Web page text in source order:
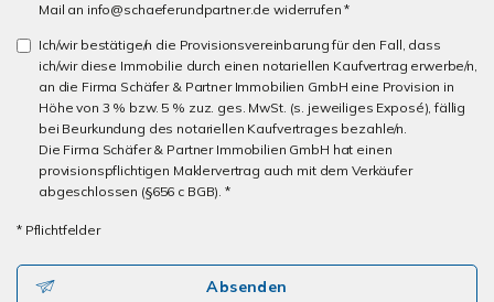
Mail an info@schaeferundpartner.de widerrufen *
Ich/wir bestätige/n die Provisionsvereinbarung für den Fall, dass
ich/wir diese Immobilie durch einen notariellen Kaufvertrag erwerbe/n,
an die Firma Schäfer & Partner Immobilien GmbH eine Provision in
Höhe von 3 % bzw. 5 % zuz. ges. MwSt. (s. jeweiliges Exposé), fällig
bei Beurkundung des notariellen Kaufvertrages bezahle/n.
Die Firma Schäfer & Partner Immobilien GmbH hat einen
provisionspflichtigen Maklervertrag auch mit dem Verkäufer
abgeschlossen (§656 c BGB). *
* Pflichtfelder
Absenden